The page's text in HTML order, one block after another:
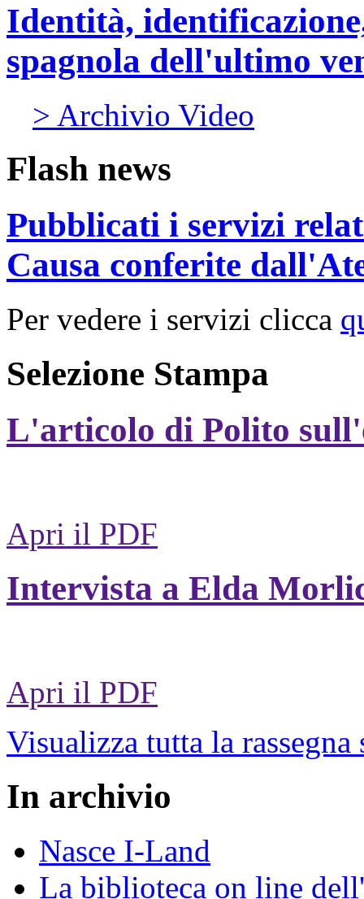
Identità,
spagnola dell'ultimo
> Archivio Video
Flash news
Pubblicati i servizi
Causa conferite
Per vedere i servizi clicca
Selezione Stampa
L'articolo di Polito
Apri il PDF
Intervista a Elda
Apri il PDF
Visualizza tutta la rassegna
In archivio
Nasce I-Land
La biblioteca on line